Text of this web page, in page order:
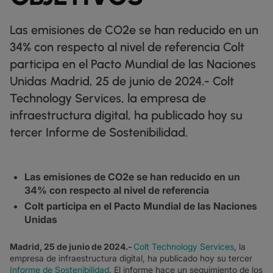
map MAPA DE RED
FICHAS TÉCNICAS
handshake NUESTROS PARTNERS
account_balance MERCADOS DE CAPITALES
warehouse WHOLESALE Y HYPERSCALERS
shoppingmode MINORISTA
monitor MERCADOS DE CAPITALES
3p COMERCIO MAYORISTA
pill FARMACÉUTICO
shoppingmode MINORISTA
castle DEFENSA
TRANSPORTE Y LOGÍSTICA
DEDICATED CLOUD ACCESS
REDES DE ÁREA AMPLIA
SD-WAN + SASE
LAN + LAN INALÁMBRICA
docs FICHAS TÉCNICAS
podcasts BOLETINES INFORMATIVOS
network_check ESTADO DE LA RED
Las emisiones de CO2e se han reducido en un
34% con respecto al nivel de referencia Colt
participa en el Pacto Mundial de las Naciones
Unidas Madrid, 25 de junio de 2024.- Colt
Technology Services, la empresa de
infraestructura digital, ha publicado hoy su
tercer Informe de Sostenibilidad.
Las emisiones de CO2e se han reducido en un
34% con respecto al nivel de referencia
Colt participa en el Pacto Mundial de las Naciones
Unidas
Madrid, 25 de junio de 2024.- Colt Technology Services , la
empresa de infraestructura digital, ha publicado hoy su tercer
Informe de Sostenibilidad. El informe hace un seguimiento de los